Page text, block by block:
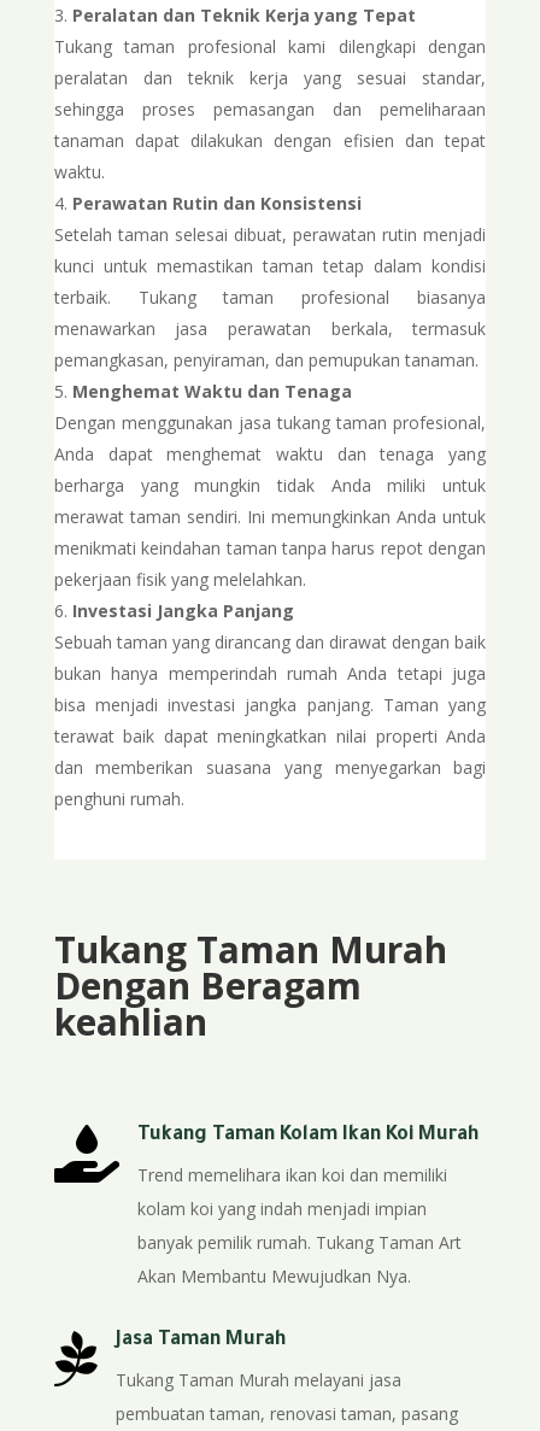
Peralatan dan Teknik Kerja yang Tepat
Tukang taman profesional kami dilengkapi dengan
peralatan dan teknik kerja yang sesuai standar,
sehingga proses pemasangan dan pemeliharaan
tanaman dapat dilakukan dengan efisien dan tepat
waktu.
Perawatan Rutin dan Konsistensi
Setelah taman selesai dibuat, perawatan rutin menjadi
kunci untuk memastikan taman tetap dalam kondisi
terbaik. Tukang taman profesional biasanya
menawarkan jasa perawatan berkala, termasuk
pemangkasan, penyiraman, dan pemupukan tanaman.
Menghemat Waktu dan Tenaga
Dengan menggunakan jasa tukang taman profesional,
Anda dapat menghemat waktu dan tenaga yang
berharga yang mungkin tidak Anda miliki untuk
merawat taman sendiri. Ini memungkinkan Anda untuk
menikmati keindahan taman tanpa harus repot dengan
pekerjaan fisik yang melelahkan.
Investasi Jangka Panjang
Sebuah taman yang dirancang dan dirawat dengan baik
bukan hanya memperindah rumah Anda tetapi juga
bisa menjadi investasi jangka panjang. Taman yang
terawat baik dapat meningkatkan nilai properti Anda
dan memberikan suasana yang menyegarkan bagi
penghuni rumah.
Tukang Taman Murah
Dengan Beragam
keahlian
 Tukang Taman Kolam Ikan Koi Murah
Trend memelihara ikan koi dan memiliki
kolam koi yang indah menjadi impian
banyak pemilik rumah. Tukang Taman Art
Akan Membantu Mewujudkan Nya.
 Jasa Taman Murah
Tukang Taman Murah melayani jasa
pembuatan taman, renovasi taman, pasang